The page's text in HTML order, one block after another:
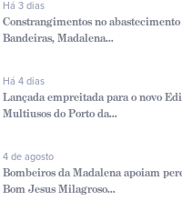
Há 3 dias
Constrangimentos no abastecimento
Bandeiras, Madalena...
Há 4 dias
Lançada empreitada para o novo
Multiusos do Porto da...
4 de agosto
Bombeiros da Madalena apoiam
Bom Jesus Milagroso...